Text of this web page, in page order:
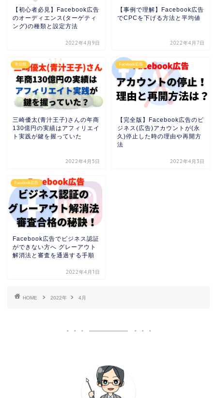
【初心者必見】Facebook広告
のオーディエンス(ターゲティ
ング)の種類と設定方法
2022年4月9日
【事例で理解】Facebook広告
でCPCを下げる方法と平均値
2022年4月7日
未分類
三崎優太(青汁王子)さんの年商
130億円の実績はアフィリエイ
ト実践が鍵を握っていた
2022年4月5日
Facebook広告
【完全版】Facebook広告のビ
ジネス(広告)アカウントが(永
久)停止した時の理由や再開方
法
2022年4月3日
Facebook広告
Facebook広告でビジネス認証
ができない方へ グレーアウト
解消法と審査を通過する手順
2022年4月1日
HOME 2022年 4月